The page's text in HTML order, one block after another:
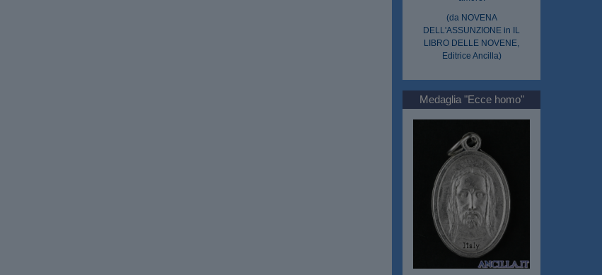
(da NOVENA
DELL'ASSUNZIONE in IL
LIBRO DELLE NOVENE,
Editrice Ancilla)
Medaglia "Ecce homo"